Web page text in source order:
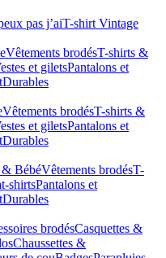
pas j’aiT-shirt Vintage
Vêtements brodésT-shirts &
et giletsPantalons et
Durables
Vêtements brodésT-shirts &
et giletsPantalons et
Durables
& BébéVêtements brodésT-
shirtsPantalons et
Durables
brodésCasquettes &
Chaussettes &